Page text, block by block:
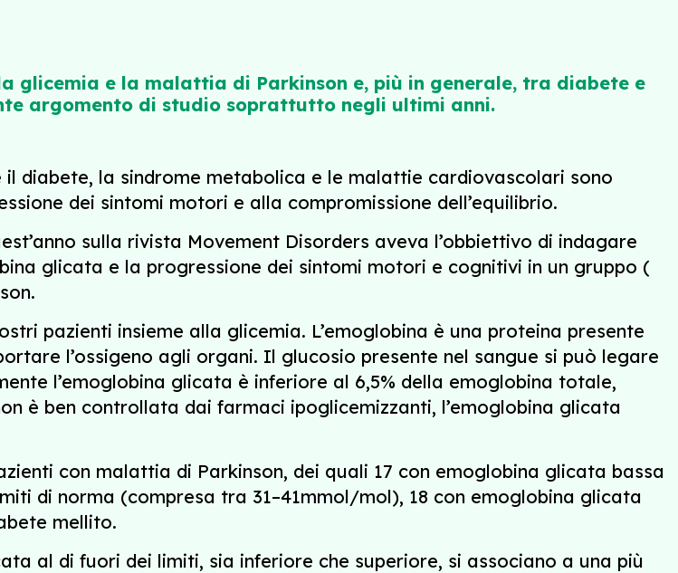
glicemia e la malattia di Parkinson e, più in generale, tra diabete e
argomento di studio soprattutto negli ultimi anni.
diabete, la sindrome metabolica e le malattie cardiovascolari sono
dei sintomi motori e alla compromissione dell’equilibrio.
sulla rivista Movement Disorders aveva l’obbiettivo di indagare
glicata e la progressione dei sintomi motori e cognitivi in ​​un gruppo (
pazienti insieme alla glicemia. L’emoglobina è una proteina presente
l’ossigeno agli organi. Il glucosio presente nel sangue si può legare
l’emoglobina glicata è inferiore al 6,5% della emoglobina totale,
è ben controllata dai farmaci ipoglicemizzanti, l’emoglobina glicata
con malattia di Parkinson, dei quali 17 con emoglobina glicata bassa
di norma (compresa tra 31–41mmol/mol), 18 con emoglobina glicata
mellito.
al di fuori dei limiti, sia inferiore che superiore, si associano a una più